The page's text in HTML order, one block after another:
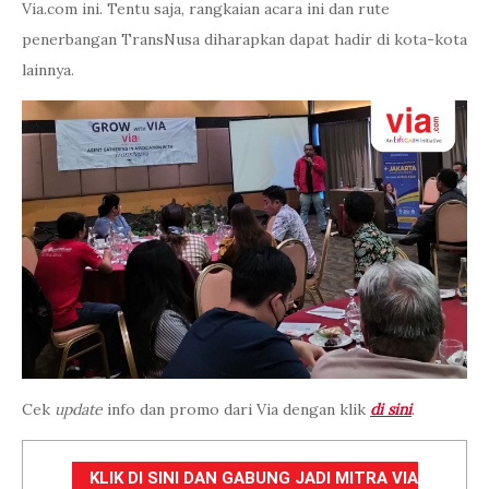
Via.com ini. Tentu saja, rangkaian acara ini dan rute
penerbangan TransNusa diharapkan dapat hadir di kota-kota
lainnya.
Cek update info dan promo dari Via dengan klik di sini.
KLIK DI SINI DAN GABUNG JADI MITRA VIA